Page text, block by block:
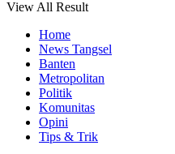
View All Result
Home
News Tangsel
Banten
Metropolitan
Politik
Komunitas
Opini
Tips & Trik